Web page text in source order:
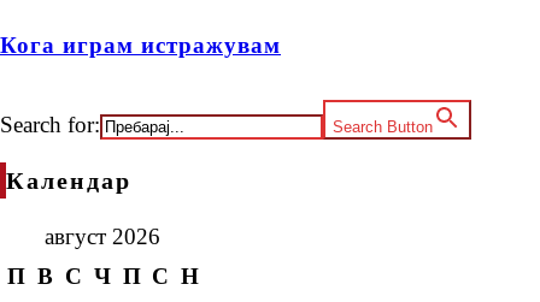
Кога играм истражувам
Search for: Search Button
Календар
август 2026
П В С Ч П С Н